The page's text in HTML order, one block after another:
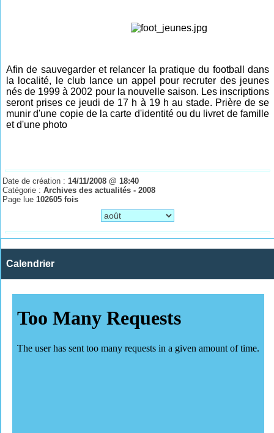
Afin de sauvegarder et relancer la pratique du football dans
la localité, le club lance un appel pour recruter des jeunes
nés de 1999 à 2002 pour la nouvelle saison. Les inscriptions
seront prises ce jeudi de 17 h à 19 h au stade. Prière de se
munir d'une copie de la carte d'identité ou du livret de famille
et d'une photo
Date de création : 14/11/2008 @ 18:40
Catégorie :Archives des actualités - 2008
Page lue 102605 fois
Calendrier